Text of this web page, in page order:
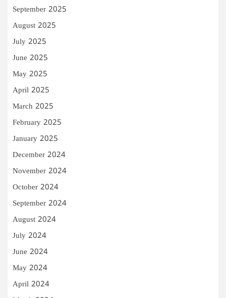
September 2025
August 2025
July 2025
June 2025
May 2025
April 2025
March 2025
February 2025
January 2025
December 2024
November 2024
October 2024
September 2024
August 2024
July 2024
June 2024
May 2024
April 2024